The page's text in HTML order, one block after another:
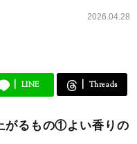
2026.04.28
LINE Threads
がるもの①よい香りの